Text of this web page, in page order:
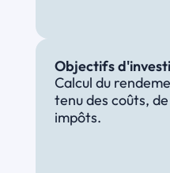
Objectifs
Calcul du
tenu des coûts,
impôts.